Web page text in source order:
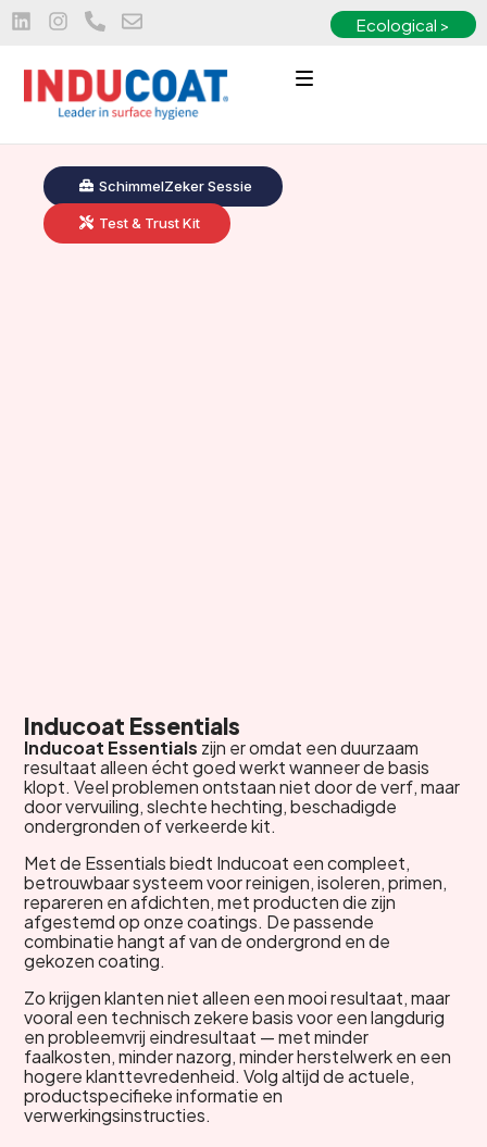
Ecological >
SchimmelZeker Sessie
Test & Trust Kit
Inducoat Essentials
Inducoat Essentials zijn er omdat een duurzaam
resultaat alleen écht goed werkt wanneer de basis
klopt. Veel problemen ontstaan niet door de verf, maar
door vervuiling, slechte hechting, beschadigde
ondergronden of verkeerde kit.
Met de Essentials biedt Inducoat een compleet,
betrouwbaar systeem voor reinigen, isoleren, primen,
repareren en afdichten, met producten die zijn
afgestemd op onze coatings. De passende
combinatie hangt af van de ondergrond en de
gekozen coating.
Zo krijgen klanten niet alleen een mooi resultaat, maar
vooral een technisch zekere basis voor een langdurig
en probleemvrij eindresultaat — met minder
faalkosten, minder nazorg, minder herstelwerk en een
hogere klanttevredenheid. Volg altijd de actuele,
productspecifieke informatie en
verwerkingsinstructies.